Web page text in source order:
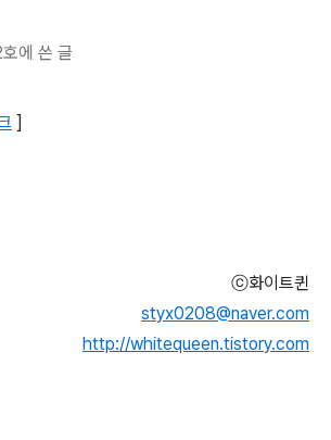
에 쓴 글
]
ⓒ화이트퀸
styx0208@naver.com
http://whitequeen.tistory.com